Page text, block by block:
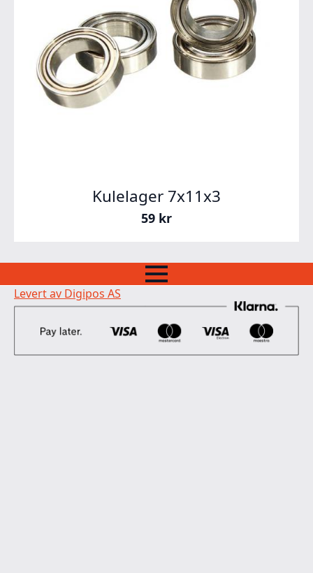
Kulelager 7x11x3
59 kr
Levert av Digipos AS